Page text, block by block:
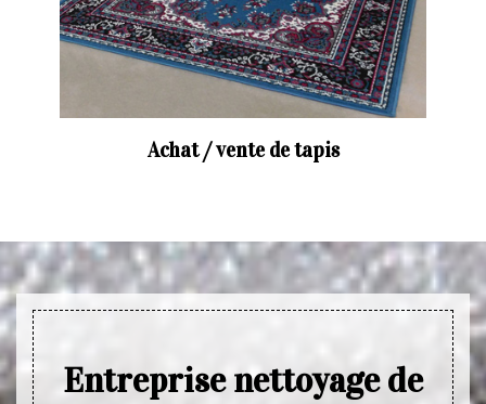
Achat / vente de tapis
Entreprise nettoyage de